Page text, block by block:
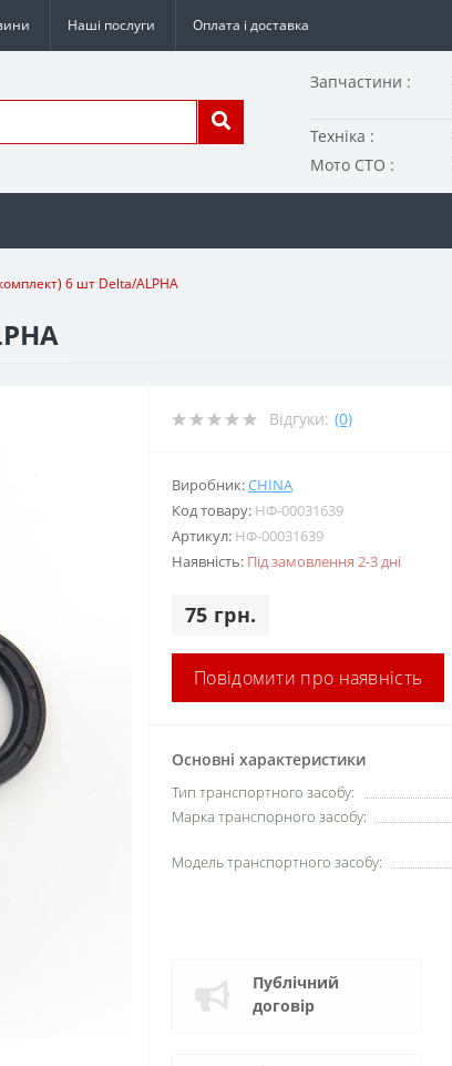
Наші послуги Оплата і доставка
Запчастини :
Техніка :
Мото СТО :
6 шт Delta/ALPHA
Відгуки: (0)
Виробник:CHINA
Код товару: НФ-00031639
Артикул: НФ-00031639
Наявність: Під замовлення 2-3 дні
75 грн.
Повідомити про наявність
Основні характеристики
Тип транспортного засобу:
Марка транспорного засобу:
Модель транспортного засобу:
Публічний
договір